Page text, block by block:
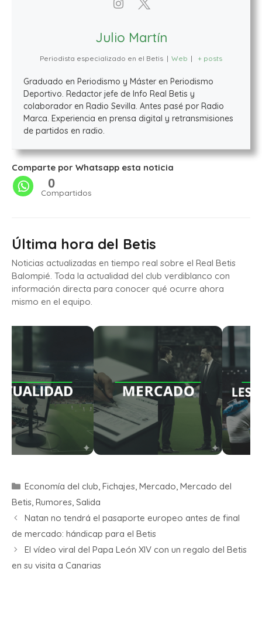
Julio Martín
Periodista especializado en el Betis | Web | + posts
Graduado en Periodismo y Máster en Periodismo
Deportivo. Redactor jefe de Info Real Betis y
colaborador en Radio Sevilla. Antes pasé por Radio
Marca. Experiencia en prensa digital y retransmisiones
de partidos en radio.
Comparte por Whatsapp esta noticia
0
Compartidos
Última hora del Betis
Noticias actualizadas en tiempo real sobre el Real Betis
Balompié. Toda la actualidad del club verdiblanco con
información directa para conocer qué ocurre ahora
mismo en el equipo.
Economía del club, Fichajes, Mercado, Mercado del
Betis, Rumores, Salida
Natan no tendrá el pasaporte europeo antes de final
de mercado: hándicap para el Betis
El vídeo viral del Papa León XIV con un regalo del Betis
en su visita a Canarias